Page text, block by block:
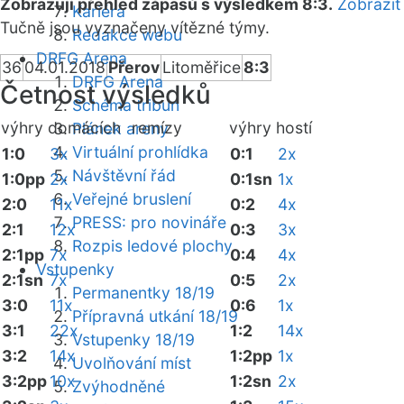
Kariéra
Redakce webu
DRFG Arena
DRFG Arena
Schéma tribun
Plánek areny
Virtuální prohlídka
Návštěvní řád
Veřejné bruslení
PRESS: pro novináře
Rozpis ledové plochy
Vstupenky
Permanentky 18/19
Přípravná utkání 18/19
Vstupenky 18/19
Uvolňování míst
Zvýhodněné
Zobrazuji přehled zápasů s výsledkem 8:3. Zobrazit
Tučně jsou vyznačeny vítězné týmy.
3604.01.2018PřerovLitoměřice8:3
Četnost výsledků
výhry domácíchremízy výhry hostí
1:0
3x
1:0pp 2x
2:0
11x
2:1
12x
2:1pp 7x
2:1sn 7x
3:0
11x
3:1
22x
3:2
14x
3:2pp10x
0:1
2x
0:1sn 1x
0:2
4x
0:3
3x
0:4
4x
0:5
2x
0:6
1x
1:2
14x
1:2pp 1x
1:2sn 2x